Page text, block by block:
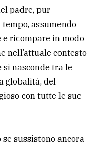
padre, pur
assumendo
e ricompare in modo
nell’attuale contesto
si nasconde tra le
globalità, del
con tutte le sue
sussistono ancora